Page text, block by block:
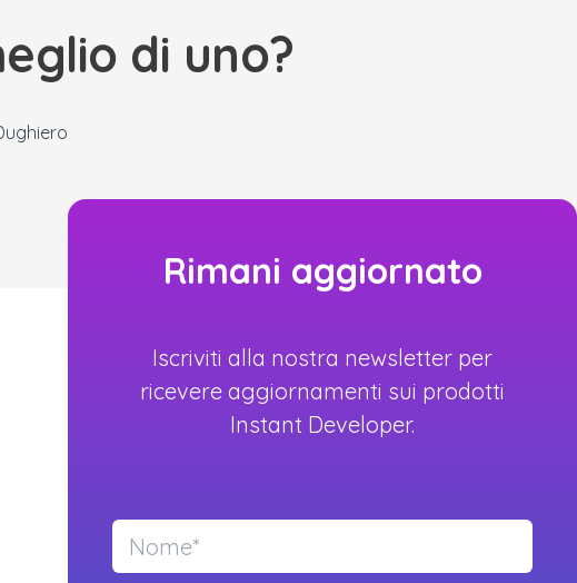
di uno?
Rimani aggiornato
Iscriviti alla nostra newsletter per
ricevere aggiornamenti sui prodotti
Instant Developer.